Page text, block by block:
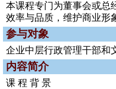
本课程专门为董事会或总
效率与品质，维护商业形
参与对象
企业中层行政管理干部和
内容简介
课 程 背 景